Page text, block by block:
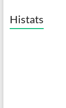
Histats